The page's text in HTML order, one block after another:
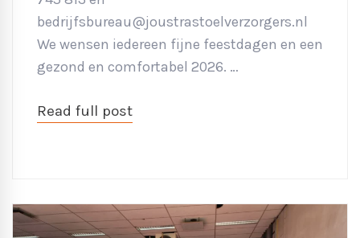
bedrijfsbureau@joustrastoelverzorgers.nl
We wensen iedereen fijne feestdagen en een
gezond en comfortabel 2026. …
Read full post